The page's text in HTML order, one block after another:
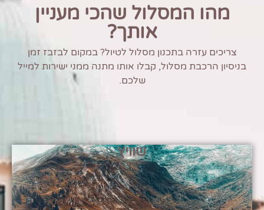
מהו המסלול שהכי מעניין
אותך?
צריכים עזרה בתכנון מסלול לטיול? במקום לבזבז זמן
בניסיון הרכבת מסלול, קבלו אותו מתנה ממני ישירות למייל
שלכם.
שוויץ